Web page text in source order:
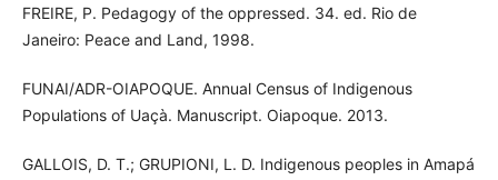
FREIRE, P. Pedagogy of the oppressed. 34. ed. Rio de
Janeiro: Peace and Land, 1998.
FUNAI/ADR-OIAPOQUE. Annual Census of Indigenous
Populations of Uaçà. Manuscript. Oiapoque. 2013.
GALLOIS, D. T.; GRUPIONI, L. D. Indigenous peoples in Amapá